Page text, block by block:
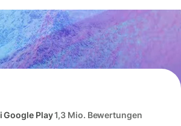
Google Play1,3 Mio. Bewertungen